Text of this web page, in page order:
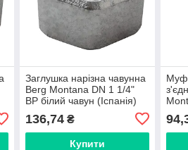
Заглушка нарізна чавунна
Berg Montana DN 1 1/4"
ВР білий чавун (Іспанія)
136,74₴
Купити